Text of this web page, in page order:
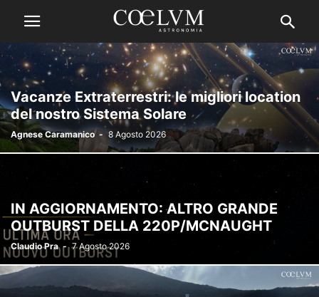
Vacanze Extraterrestri: le migliori location
del nostro Sistema Solare
Agnese Caramanico - 8 Agosto 2026
IN AGGIORNAMENTO: ALTRO GRANDE
OUTBURST DELLA 220P/MCNAUGHT
Claudio Pra - 7 Agosto 2026